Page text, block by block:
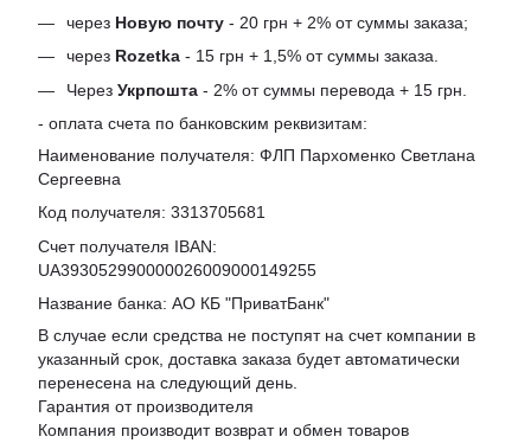
через Новую почту - 20 грн + 2% от суммы заказа;
через Rozetka - 15 грн + 1,5% от суммы заказа.
Через Укрпошта - 2% от суммы перевода + 15 грн.
- оплата счета по банковским реквизитам:
Наименование получателя: ФЛП Пархоменко Светлана
Сергеевна
Код получателя: 3313705681
Счет получателя IBAN:
UA393052990000026009000149255
Название банка: АО КБ "ПриватБанк"
В случае если средства не поступят на счет компании в
указанный срок, доставка заказа будет автоматически
перенесена на следующий день.
Гарантия от производителя
Компания производит возврат и обмен товаров